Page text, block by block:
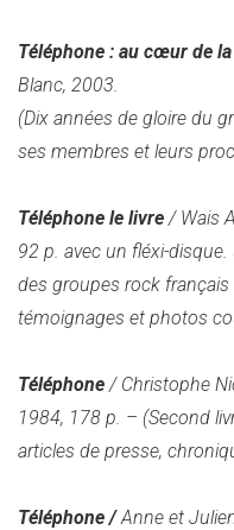
Téléphone : au cœur de
Blanc, 2003.
(Dix années de gloire du
ses membres et leurs
Téléphone le livre / Wais
92 p. avec un fléxi-disque.
des groupes rock
témoignages et photos
Téléphone / Christophe
1984, 178 p. – (Second
articles de presse,
Téléphone /Anne et